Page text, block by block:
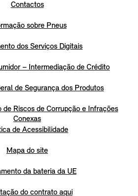
Contactos
sobre Pneus
dos Serviços Digitais
– Intermediação de Crédito
de Segurança dos Produtos
de Riscos de Corrupção e Infrações
Conexas
de Acessibilidade
Mapa do site
da bateria da UE
do contrato aqui